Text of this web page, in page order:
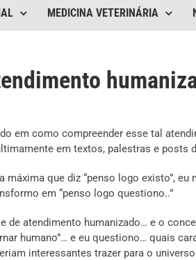
MEDICINA VETERINÁRIA
em como compreender esse tal
em textos, palestras e posts
máxima que diz “penso logo existo”,
em “penso logo questiono..”
de atendimento humanizado… e o
humano”… e eu questiono… quais
interessantes trazer para o